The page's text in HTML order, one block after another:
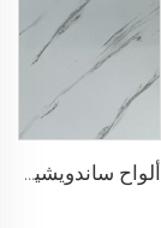
ألواح ساندويشية من الصلب مقاومة لعوادل الجو عزل حراري للجدران الخارجية المعدنية عزل حراري للواجهات المنزلية